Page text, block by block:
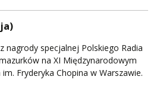
nagrody specjalnej Polskiego Radia
na XI Międzynarodowym
Fryderyka Chopina w Warszawie.